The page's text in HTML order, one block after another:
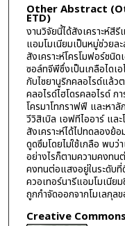
Other Abstract
ETD)
งานวิจัยนี้ได้สังเคราะห์สี
แอมโมเนียมเป็นหมู่ช่วยล
สังเคราะห์โครโมฟอร์ชนิ
ซอล์ทจีพีซึ่งเป็นเกลือไดเ
กับไซยานูริกคลอไรด์แล้ว
คลอไรด์ไฮโดรคลอไรด์ ก
โครมาโทกราฟฟี และหา
วีวิสิเบิล เอฟทีไออาร์ แล
สังเคราะห์ได้ไปทดลองย้
ดูดซึมโดยไม่ใช้เกลือ พบ
อย่างไรก็ตามความคงทน
คงทนต่อแสงอยู่ในระดับที่
ควอเทอร์นารีแอมโมเนีย
ถูกกำจัดออกจากโมเลกุล
Creative